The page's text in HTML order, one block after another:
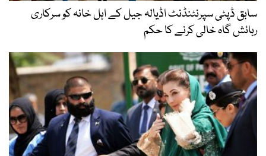
سابق ڈپٹی سپرنٹنڈنٹ اڈیالہ جیل کے اہل خانہ کو سرکاری
رہائش گاہ خالی کرنے کا حکم